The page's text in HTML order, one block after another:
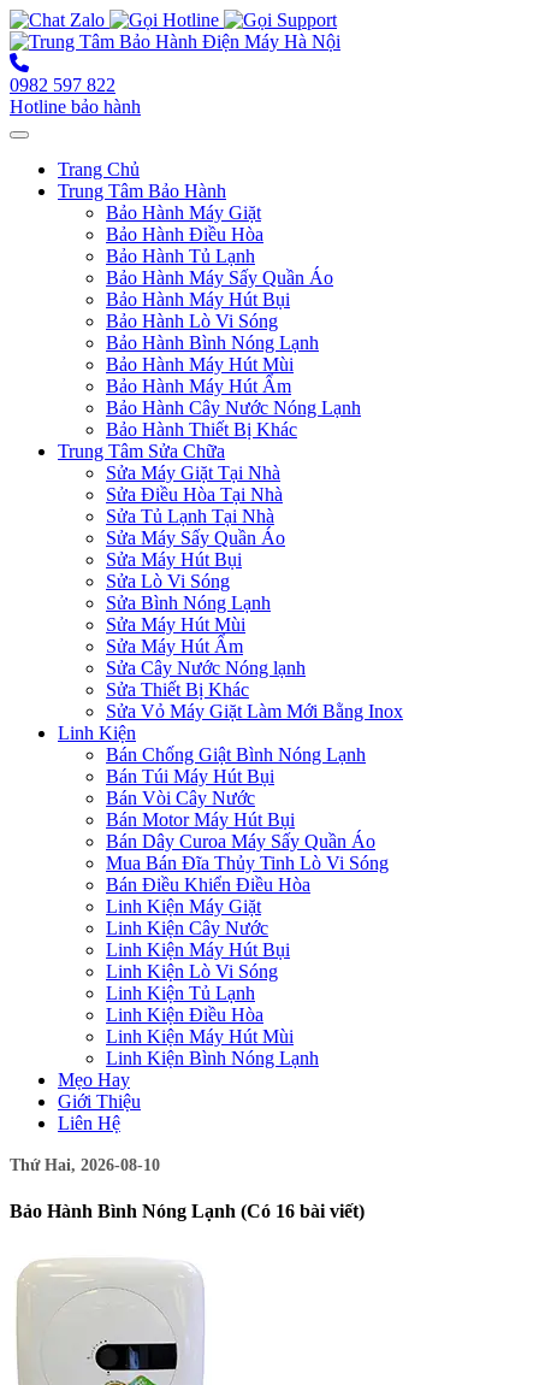
0982 597 822
Hotline bảo hành
Toggle navigation
Trang Chủ
Trung Tâm Bảo Hành
Bảo Hành Máy Giặt
Bảo Hành Điều Hòa
Bảo Hành Tủ Lạnh
Bảo Hành Máy Sấy Quần Áo
Bảo Hành Máy Hút Bụi
Bảo Hành Lò Vi Sóng
Bảo Hành Bình Nóng Lạnh
Bảo Hành Máy Hút Mùi
Bảo Hành Máy Hút Ẩm
Bảo Hành Cây Nước Nóng Lạnh
Bảo Hành Thiết Bị Khác
Trung Tâm Sửa Chữa
Sửa Máy Giặt Tại Nhà
Sửa Điều Hòa Tại Nhà
Sửa Tủ Lạnh Tại Nhà
Sửa Máy Sấy Quần Áo
Sửa Máy Hút Bụi
Sửa Lò Vi Sóng
Sửa Bình Nóng Lạnh
Sửa Máy Hút Mùi
Sửa Máy Hút Ẩm
Sửa Cây Nước Nóng lạnh
Sửa Thiết Bị Khác
Sửa Vỏ Máy Giặt Làm Mới Bằng Inox
Linh Kiện
Bán Chống Giật Bình Nóng Lạnh
Bán Túi Máy Hút Bụi
Bán Vòi Cây Nước
Bán Motor Máy Hút Bụi
Bán Dây Curoa Máy Sấy Quần Áo
Mua Bán Đĩa Thủy Tinh Lò Vi Sóng
Bán Điều Khiển Điều Hòa
Linh Kiện Máy Giặt
Linh Kiện Cây Nước
Linh Kiện Máy Hút Bụi
Linh Kiện Lò Vi Sóng
Linh Kiện Tủ Lạnh
Linh Kiện Điều Hòa
Linh Kiện Máy Hút Mùi
Linh Kiện Bình Nóng Lạnh
Mẹo Hay
Giới Thiệu
Liên Hệ
Thứ Hai, 2026-08-10
Bảo Hành Bình Nóng Lạnh (Có 16 bài viết)